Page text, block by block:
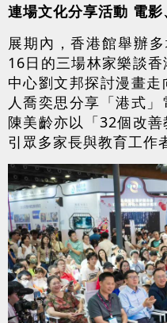
連場文化分享活動 電
展期內，香港館舉辦
16日的三場林家樂談
中心劉文邦探討漫畫
人喬奕思分享「港式
陳美齡亦以「32個改
引眾多家長與教育工作